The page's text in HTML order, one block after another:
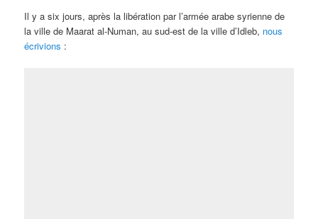
Il y a six jours, après la libération par l’armée arabe syrienne de
la ville de Maarat al-Numan, au sud-est de la ville d’Idleb, nous
écrivions :